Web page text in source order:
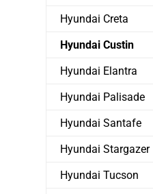
Hyundai Creta
Hyundai Custin
Hyundai Elantra
Hyundai Palisade
Hyundai Santafe
Hyundai Stargazer
Hyundai Tucson